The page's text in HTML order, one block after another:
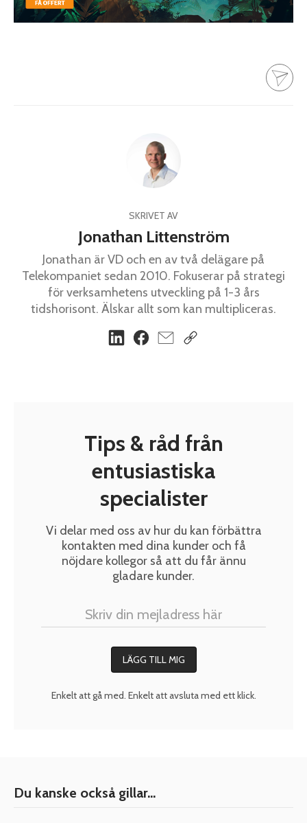
SKRIVET AV
Jonathan Littenström
Jonathan är VD och en av två delägare på
Telekompaniet sedan 2010. Fokuserar på strategi
för verksamhetens utveckling på 1-3 års
tidshorisont. Älskar allt som kan multipliceras.
Tips & råd från
entusiastiska
specialister
Vi delar med oss av hur du kan förbättra
kontakten med dina kunder och få
nöjdare kollegor så att du får ännu
gladare kunder.
Enkelt att gå med. Enkelt att avsluta med ett klick.
Du kanske också gillar...